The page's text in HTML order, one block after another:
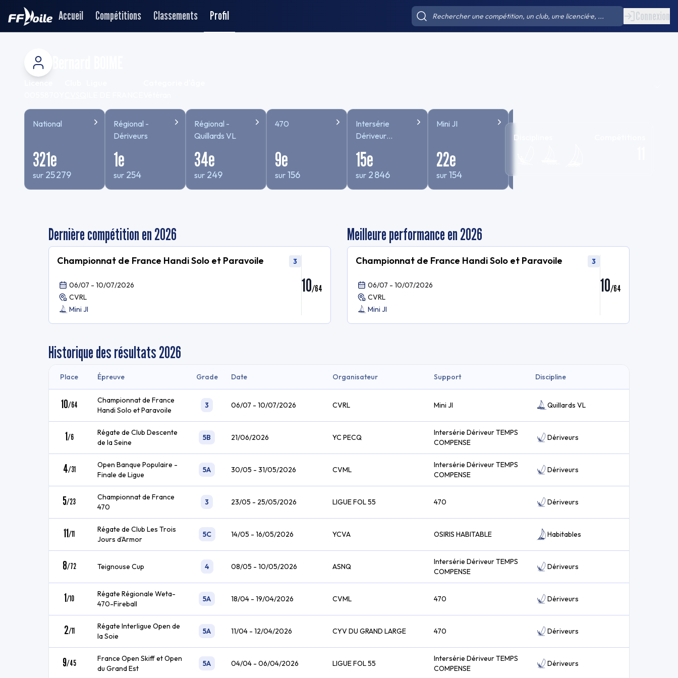
Accueil Compétitions Classements Profil Connexion
National
321e
sur 25 279
Régional -
Dériveurs
1e
sur 254
Régional -
Quillards VL
34e
sur 249
470
9e
sur 156
Intersérie
Dériveur
COMPENSE
15e
sur 2 846
Mini JI
22e
sur 154
Disciplines
Dernière compétition en 2026
Championnat de France Handi Solo et Paravoile 3
06/07 - 10/07/2026
CVRL
Mini JI
10/64
Meilleure performance en 2026
Championnat de France Handi Solo et Paravoile 3
06/07 - 10/07/2026
CVRL
Mini JI
10/64
Historique des résultats2026
Place Épreuve Grade Date Organisateur Support Discipline
10/64
Championnat de France
Handi Solo et Paravoile
3 06/07 - 10/07/2026 CVRL Mini JI Quillards VL
1/6
Régate de Club Descente
de la Seine
5B 21/06/2026 YC PECQ
Intersérie Dériveur TEMPS
COMPENSE
Dériveurs
4/31
Open Banque Populaire -
Finale de Ligue
5A 30/05 - 31/05/2026 CVML
Intersérie Dériveur TEMPS
COMPENSE
Dériveurs
5/23
Championnat de France
470
3 23/05 - 25/05/2026 LIGUE FOL 55 470 Dériveurs
11/11
Régate de Club Les Trois
Jours d'Armor
5C 14/05 - 16/05/2026 YCVA OSIRIS HABITABLE Habitables
8/72 Teignouse Cup 4 08/05 - 10/05/2026 ASNQ
Intersérie Dériveur TEMPS
COMPENSE
Dériveurs
1/10
Régate Régionale Weta-
470-Fireball
5A 18/04 - 19/04/2026 CVML 470 Dériveurs
2/11
Régate Interligue Open de
la Soie
5A 11/04 - 12/04/2026 CYV DU GRAND LARGE 470 Dériveurs
9/45
France Open Skiff et Open
du Grand Est
5A 04/04 - 06/04/2026 LIGUE FOL 55
Intersérie Dériveur TEMPS
COMPENSE
Dériveurs